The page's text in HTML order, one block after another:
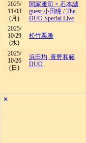
2025/
11/03
(月)
関家雅司 × 石本誠
guest 小田瞳 /The
DUO Special Live
2025/
10/29
(水)
松竹栗雅
2025/
10/26
(日)
浜田均, 青野和範
DUO
✕